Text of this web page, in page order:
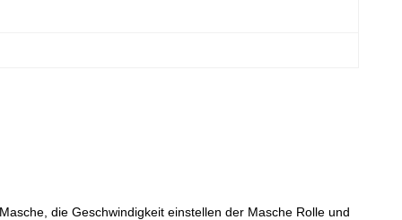
die Geschwindigkeit einstellen der Masche Rolle und